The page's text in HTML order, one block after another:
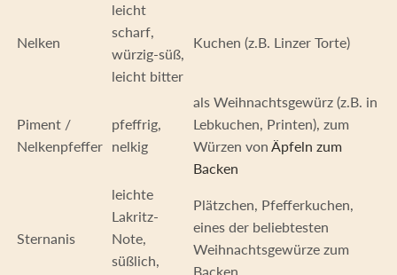
Nelken
leicht
scharf,
würzig-süß,
leicht bitter
Kuchen (z.B. Linzer Torte)
Piment /
Nelkenpfeffer
pfeffrig,
nelkig
als Weihnachtsgewürz (z.B. in
Lebkuchen, Printen), zum
Würzen von Äpfeln zum
Backen
Sternanis
leichte
Lakritz-
Note,
süßlich,
Plätzchen, Pfefferkuchen,
eines der beliebtesten
Weihnachtsgewürze zum
Backen